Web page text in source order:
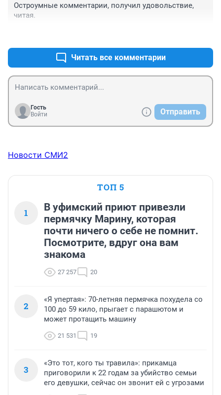
Остроумные комментарии, получил удовольствие,
читая.
Читать все комментарии
Гость
Войти
Отправить
Новости СМИ2
ТОП 5
1
В уфимский приют привезли
пермячку Марину, которая
почти ничего о себе не помнит.
Посмотрите, вдруг она вам
знакома
27 257 20
2
«Я упертая»: 70-летняя пермячка похудела со
100 до 59 кило, прыгает с парашютом и
может протащить машину
21 531 19
3
«Это тот, кого ты травила»: прикамца
приговорили к 22 годам за убийство семьи
его девушки, сейчас он звонит ей с угрозами